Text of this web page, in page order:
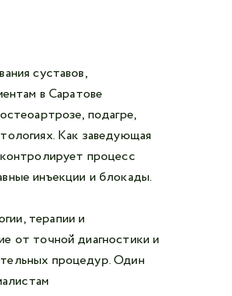
суставов,
в Саратове
подагре,
Как заведующая
процесс
инъекции и блокады.
терапии и
от точной диагностики и
процедур. Один
Я не
данных СМК «Медгард»